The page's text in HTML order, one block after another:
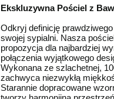
Ekskluzywna Pościel z
Odkryj definicję
swojej sypialni. Nasza
propozycja dla najbardziej
połączenia wyjątkowego
Wykonana ze szlachetnej,
zachwyca niezwykłą
Starannie dopracowane